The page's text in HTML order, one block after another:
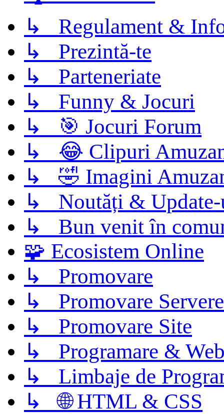
↳ Regulament &
↳ Prezintă-te
↳ Parteneriate
↳ Funny & Jocuri
↳ 🎯 Jocuri Forum
↳ 😂 Clipuri
↳ 🤣 Imagini
↳ Noutăți &
↳ Bun venit în
🧩 Ecosistem Online
↳ Promovare
↳ Promovare Servere
↳ Promovare Site
↳ Programare &
↳ Limbaje de
↳ 🌐 HTML & CSS